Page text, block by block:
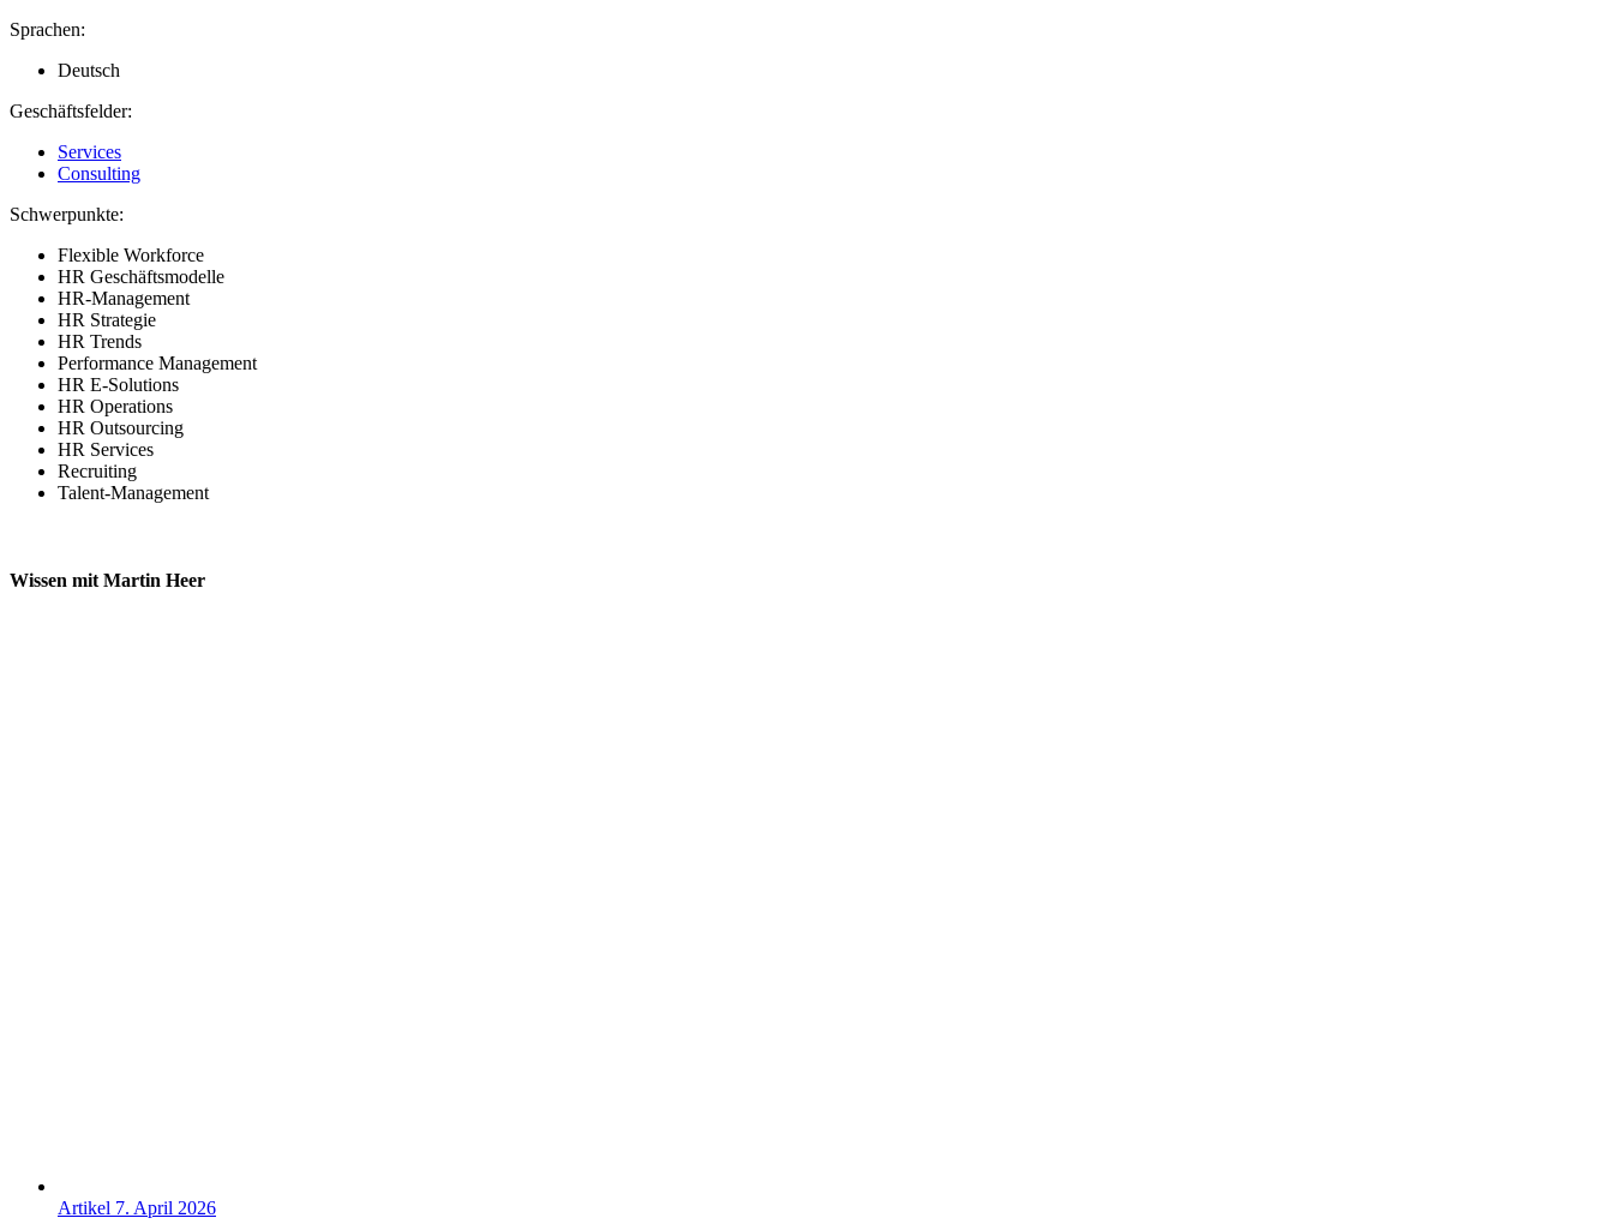
Sprachen:
Deutsch
Geschäftsfelder:
Services
Consulting
Schwerpunkte:
Flexible Workforce
HR Geschäftsmodelle
HR-Management
HR Strategie
HR Trends
Performance Management
HR E-Solutions
HR Operations
HR Outsourcing
HR Services
Recruiting
Talent-Management
Wissen mit Martin Heer
Artikel 7. April 2026